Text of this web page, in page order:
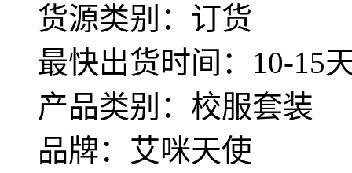
货源类别：订货
最快出货时间：10-15
产品类别：校服套装
品牌：艾咪天使